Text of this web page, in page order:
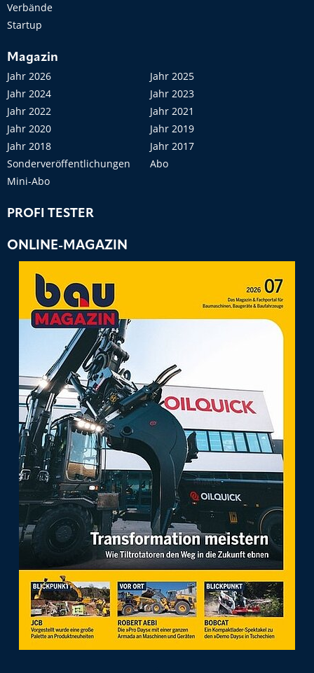
Verbände
Startup
Magazin
Jahr 2026
Jahr 2025
Jahr 2024
Jahr 2023
Jahr 2022
Jahr 2021
Jahr 2020
Jahr 2019
Jahr 2018
Jahr 2017
Sonderveröffentlichungen
Abo
Mini-Abo
PROFI TESTER
ONLINE-MAGAZIN